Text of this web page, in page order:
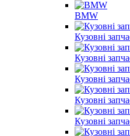
BMW
Кузовні
Кузовні
Кузовні
Кузовні
Кузовні